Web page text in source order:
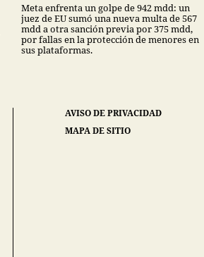
Meta enfrenta un golpe de 942 mdd: un
juez de EU sumó una nueva multa de 567
mdd a otra sanción previa por 375 mdd,
por fallas en la protección de menores en
sus plataformas.
AVISO DE PRIVACIDAD
MAPA DE SITIO